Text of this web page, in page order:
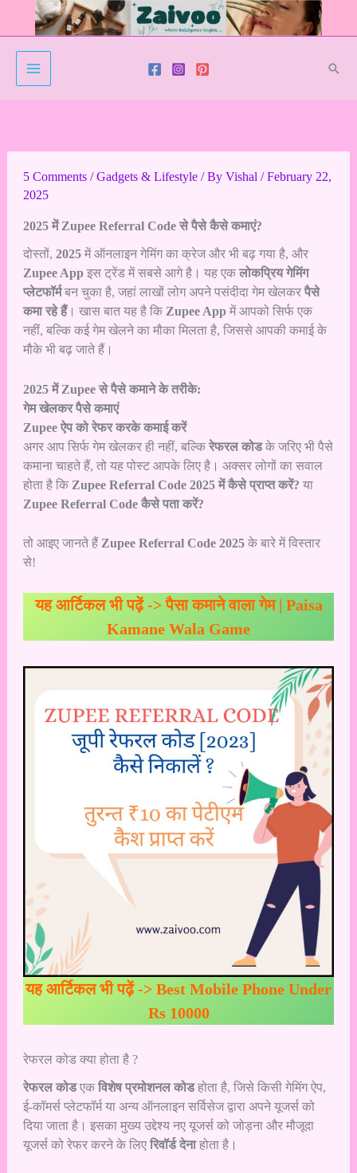
5 Comments /Gadgets & Lifestyle/ By Vishal /February 22,
2025
2025 में Zupee Referral Code से पैसे कैसे कमाएं?
दोस्तों, 2025में ऑनलाइन गेमिंग का क्रेज और भी बढ़ गया है, और
Zupee Appइस ट्रेंड में सबसे आगे है। यह एक लोकप्रिय गेमिंग
प्लेटफॉर्मबन चुका है, जहां लाखों लोग अपने पसंदीदा गेम खेलकर पैसे
कमा रहे हैं। खास बात यह है कि Zupee Appमें आपको सिर्फ एक
नहीं, बल्कि कई गेम खेलने का मौका मिलता है, जिससे आपकी कमाई के
मौके भी बढ़ जाते हैं।
2025 में Zupee से पैसे कमाने के तरीके:
गेम खेलकर पैसे कमाएं
Zupee ऐप को रेफर करके कमाई करें
अगर आप सिर्फ गेम खेलकर ही नहीं, बल्कि रेफरल कोडके जरिए भी पैसे
कमाना चाहते हैं, तो यह पोस्ट आपके लिए है। अक्सर लोगों का सवाल
होता है कि Zupee Referral Code 2025 में कैसे प्राप्त करें? या
Zupee Referral Code कैसे पता करें?
तो आइए जानते हैं Zupee Referral Code 2025के बारे में विस्तार
से!
यह आर्टिकल भी पढ़ें ->पैसा कमाने वाला गेम | Paisa
Kamane Wala Game
यह आर्टिकल भी पढ़ें -> Best Mobile Phone Under
Rs 10000
रेफरल कोड क्या होता है ?
रेफरल कोडएक विशेष प्रमोशनल कोडहोता है, जिसे किसी गेमिंग ऐप,
ई-कॉमर्स प्लेटफॉर्म या अन्य ऑनलाइन सर्विसेज द्वारा अपने यूजर्स को
दिया जाता है। इसका मुख्य उद्देश्य नए यूजर्स को जोड़ना और मौजूदा
यूजर्स को रेफर करने के लिए रिवॉर्ड देनाहोता है।